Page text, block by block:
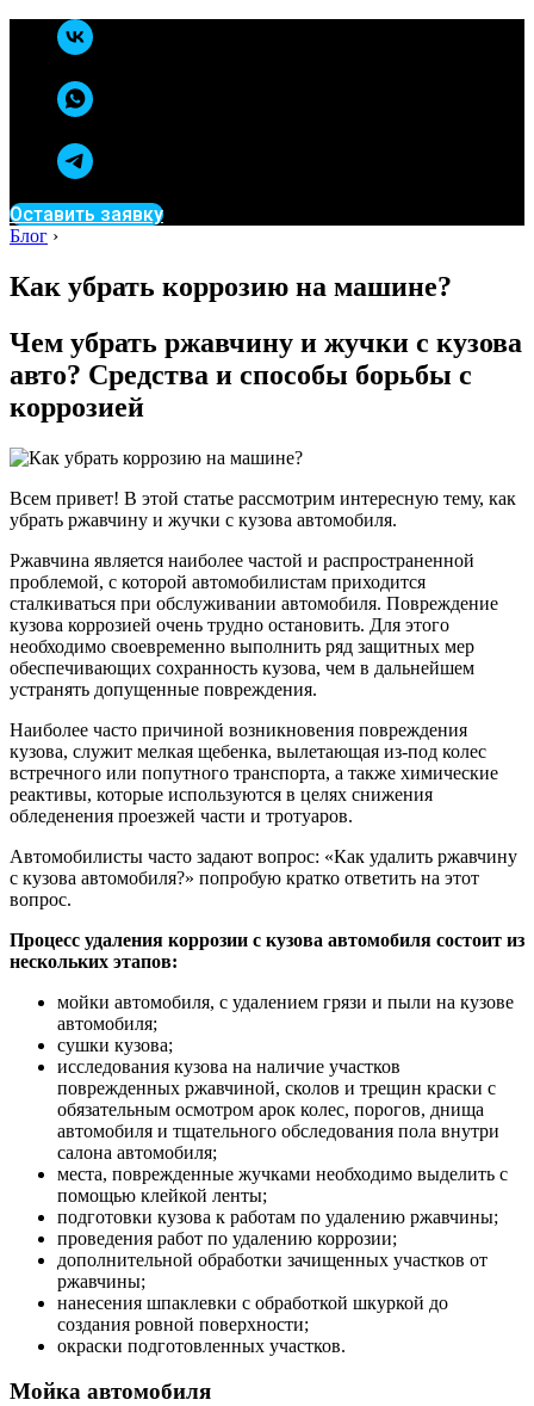
Оставить заявку
Блог ›
Как убрать коррозию на машине?
Чем убрать ржавчину и жучки с кузова
авто? Средства и способы борьбы с
коррозией
Всем привет! В этой статье рассмотрим интересную тему, как
убрать ржавчину и жучки с кузова автомобиля.
Ржавчина является наиболее частой и распространенной
проблемой, с которой автомобилистам приходится
сталкиваться при обслуживании автомобиля. Повреждение
кузова коррозией очень трудно остановить. Для этого
необходимо своевременно выполнить ряд защитных мер
обеспечивающих сохранность кузова, чем в дальнейшем
устранять допущенные повреждения.
Наиболее часто причиной возникновения повреждения
кузова, служит мелкая щебенка, вылетающая из-под колес
встречного или попутного транспорта, а также химические
реактивы, которые используются в целях снижения
обледенения проезжей части и тротуаров.
Автомобилисты часто задают вопрос: «Как удалить ржавчину
с кузова автомобиля?» попробую кратко ответить на этот
вопрос.
Процесс удаления коррозии с кузова автомобиля состоит из
нескольких этапов:
мойки автомобиля, с удалением грязи и пыли на кузове
автомобиля;
сушки кузова;
исследования кузова на наличие участков
поврежденных ржавчиной, сколов и трещин краски с
обязательным осмотром арок колес, порогов, днища
автомобиля и тщательного обследования пола внутри
салона автомобиля;
места, поврежденные жучками необходимо выделить с
помощью клейкой ленты;
подготовки кузова к работам по удалению ржавчины;
проведения работ по удалению коррозии;
дополнительной обработки зачищенных участков от
ржавчины;
нанесения шпаклевки с обработкой шкуркой до
создания ровной поверхности;
окраски подготовленных участков.
Мойка автомобиля